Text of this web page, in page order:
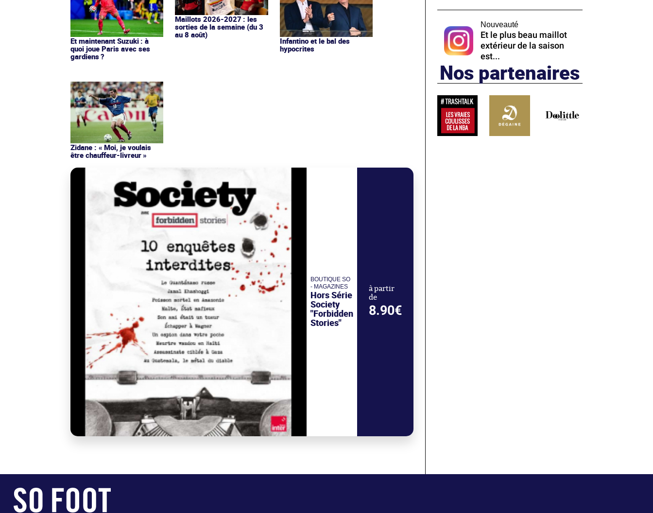
Et maintenant Suzuki : à
quoi joue Paris avec ses
gardiens ?
Maillots 2026-2027 : les
sorties de la semaine (du 3
au 8 août)
Infantino et le bal des
hypocrites
Zidane : « Moi, je voulais
être chauffeur-livreur »
BOUTIQUE SO
- MAGAZINES
Hors Série
Society
"Forbidden
Stories"
à partir
de
8.90€
Nouveauté
Et le plus beau maillot
extérieur de la saison
est...
Nos partenaires